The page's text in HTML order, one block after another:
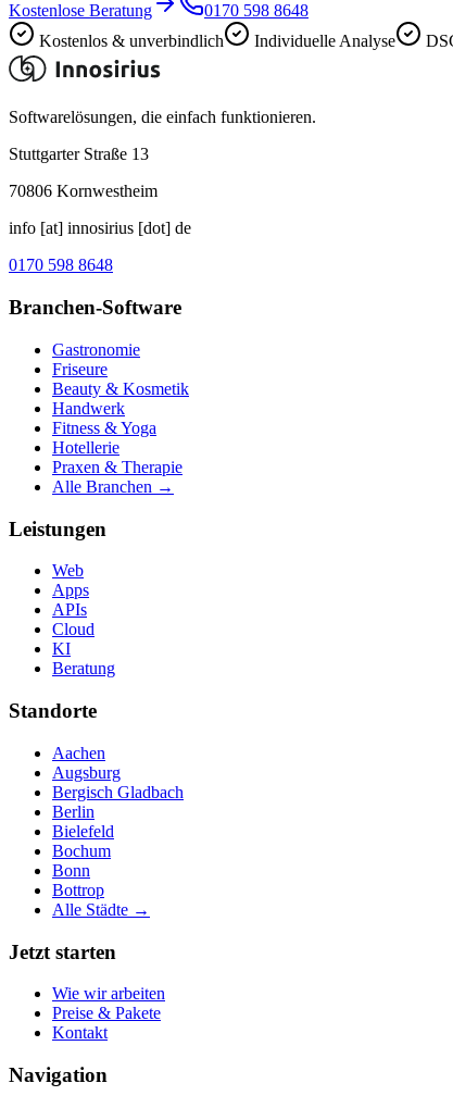
Kostenlose Beratung
0170 598 8648
Kostenlos & unverbindlich
Individuelle Analyse
Softwarelösungen, die einfach funktionieren.
Stuttgarter Straße 13
70806 Kornwestheim
info [at] innosirius [dot] de
0170 598 8648
Branchen-Software
Gastronomie
Friseure
Beauty & Kosmetik
Handwerk
Fitness & Yoga
Hotellerie
Praxen & Therapie
Alle Branchen →
Leistungen
Web
Apps
APIs
Cloud
KI
Beratung
Standorte
Aachen
Augsburg
Bergisch Gladbach
Berlin
Bielefeld
Bochum
Bonn
Bottrop
Alle Städte →
Jetzt starten
Wie wir arbeiten
Preise & Pakete
Kontakt
Navigation